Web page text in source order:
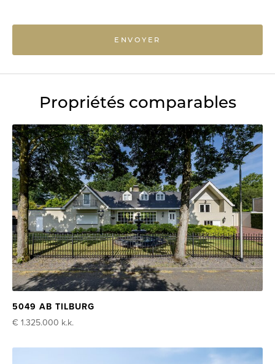
ENVOYER
Propriétés comparables
5049 AB TILBURG
€ 1.325.000 k.k.